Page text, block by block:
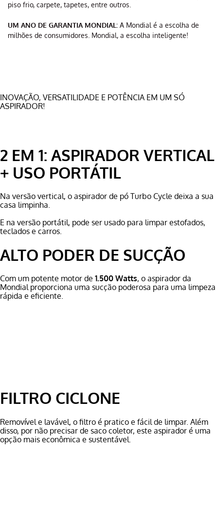
piso frio, carpete, tapetes, entre outros.
UM ANO DE GARANTIA MONDIAL: A Mondial é a escolha de
milhões de consumidores. Mondial, a escolha inteligente!
INOVAÇÃO, VERSATILIDADE E POTÊNCIA EM UM SÓ
ASPIRADOR!
2 EM 1: ASPIRADOR VERTICAL
+ USO PORTÁTIL
Na versão vertical, o aspirador de pó Turbo Cycle deixa a sua
casa limpinha.
E na versão portátil, pode ser usado para limpar estofados,
teclados e carros.
ALTO PODER DE SUCÇÃO
Com um potente motor de 1.500 Watts, o aspirador da
Mondial proporciona uma sucção poderosa para uma limpeza
rápida e eficiente.
FILTRO CICLONE
Removível e lavável, o filtro é pratico e fácil de limpar. Além
disso, por não precisar de saco coletor, este aspirador é uma
opção mais econômica e sustentável.